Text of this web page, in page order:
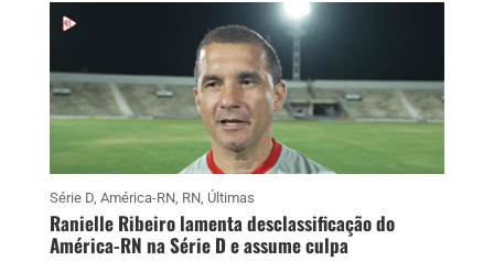
Série D, América-RN, RN, Últimas
Ranielle Ribeiro lamenta desclassificação do
América-RN na Série D e assume culpa